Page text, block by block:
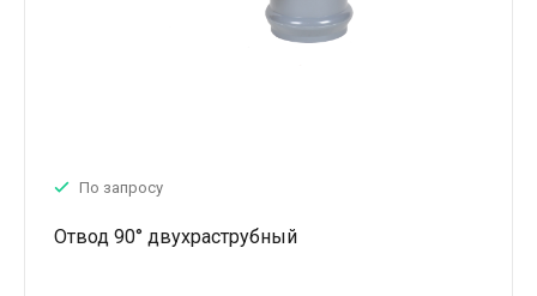
По запросу
Отвод 90° двухраструбный